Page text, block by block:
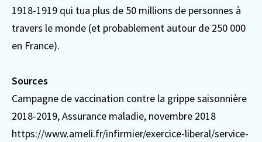
1918-1919 qui tua plus de 50 millions de personnes à
travers le monde (et probablement autour de 250 000
en France).
Sources
Campagne de vaccination contre la grippe saisonnière
2018-2019, Assurance maladie, novembre 2018
https://www.ameli.fr/infirmier/exercice-liberal/service-